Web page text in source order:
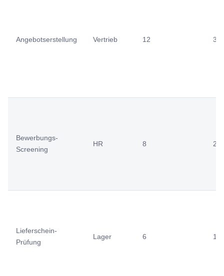
Angebotserstellung Vertrieb 12 3
Bewerbungs-
Screening
HR 8 2
Lieferschein-
Prüfung
Lager 6 1